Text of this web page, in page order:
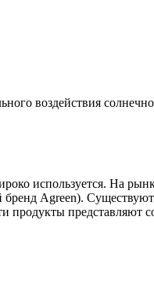
воздействия
используется. На
Agreen). Существуют
продукты представляют